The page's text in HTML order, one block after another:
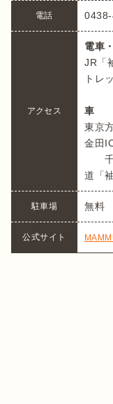
電話
アクセス
電車
JR「
トレ
車
東京
金田
千
道「
駐車場 無料
公式サイト